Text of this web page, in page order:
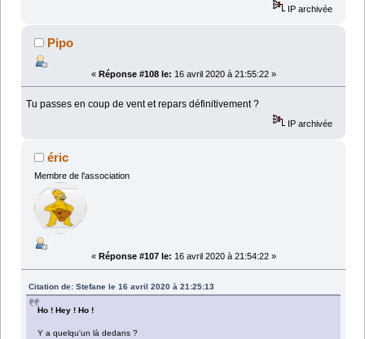
IP archivée
Pipo
« Réponse #108 le: 16 avril 2020 à 21:55:22 »
Tu passes en coup de vent et repars définitivement ?
IP archivée
éric
Membre de l'association
« Réponse #107 le: 16 avril 2020 à 21:54:22 »
Citation de: Stefane le 16 avril 2020 à 21:25:13
Ho ! Hey ! Ho !
Y a quelqu'un là dedans ?